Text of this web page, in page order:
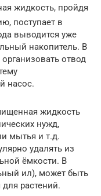
жидкость, пройдя
поступает в
выводится уже
накопитель. В
отвод
насос.
жидкость
нужд,
мытья и т.д.
удалять из
ёмкости. В
ил), может быть
растений.